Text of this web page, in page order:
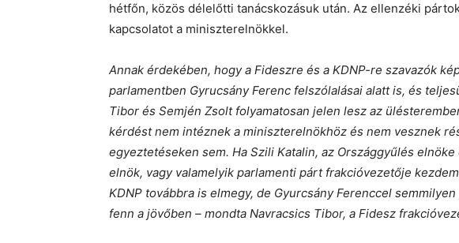
hétfőn, közös délelőtti tanácskozásuk után. Az ellenzéki
kapcsolatot a miniszterelnökkel.
Annak érdekében, hogy a Fideszre és a KDNP-re szavazók
parlamentben Gyrucsány Ferenc felszólalásai alatt is, és
Tibor és Semjén Zsolt folyamatosan jelen lesz az
kérdést nem intéznek a miniszterelnökhöz és nem vesznek
egyeztetéseken sem. Ha Szili Katalin, az Országgyűlés
elnök, vagy valamelyik parlamenti párt frakcióvezetője
KDNP továbbra is elmegy, de Gyurcsány Ferenccel
fenn a jövőben – mondta Navracsics Tibor, a Fidesz